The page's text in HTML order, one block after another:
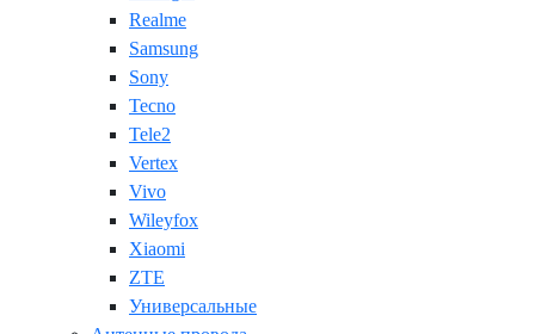
Realme
Samsung
Sony
Tecno
Tele2
Vertex
Vivo
Wileyfox
Xiaomi
ZTE
Универсальные